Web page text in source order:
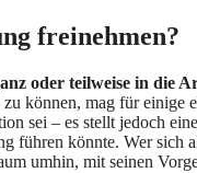
freinehmen?
oder teilweise in die
können, mag für einige
sei – es stellt jedoch
führen könnte. Wer sich
umhin, mit seinen